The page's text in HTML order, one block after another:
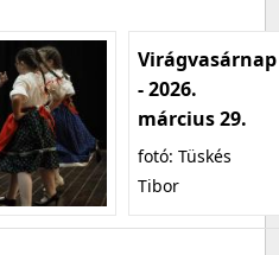
Virágvasárnap
- 2026.
március 29.
fotó: Tüskés
Tibor